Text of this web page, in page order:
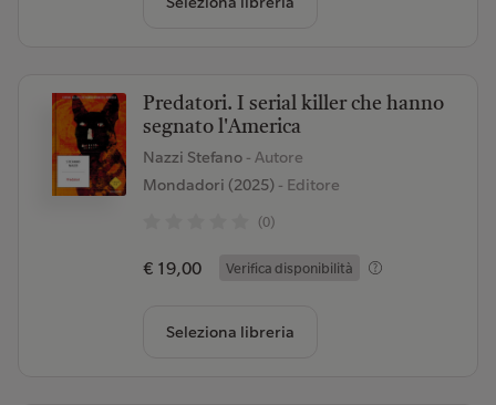
Predatori. I serial killer che hanno
segnato l'America
Nazzi Stefano - Autore
Mondadori (2025)- Editore
(0)
€ 19,00 Verifica disponibilità
Seleziona libreria